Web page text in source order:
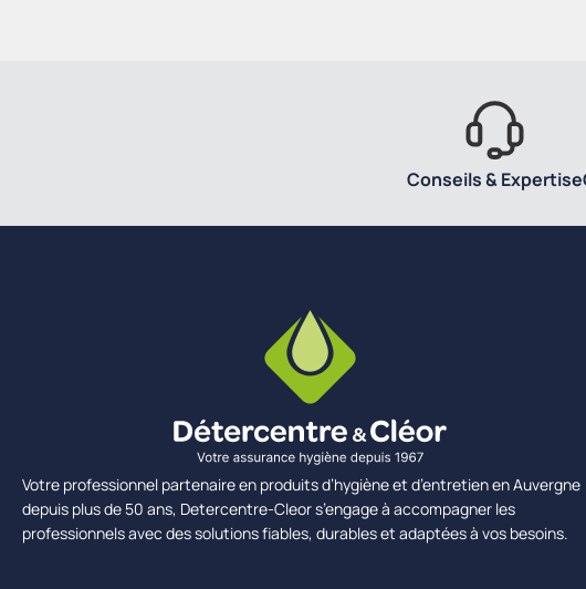
Conseils & Expertise
Votre professionnel partenaire en produits d’hygiène et d’entretien en Auvergne
depuis plus de 50 ans, Detercentre-Cleor s’engage à accompagner les
professionnels avec des solutions fiables, durables et adaptées à vos besoins.